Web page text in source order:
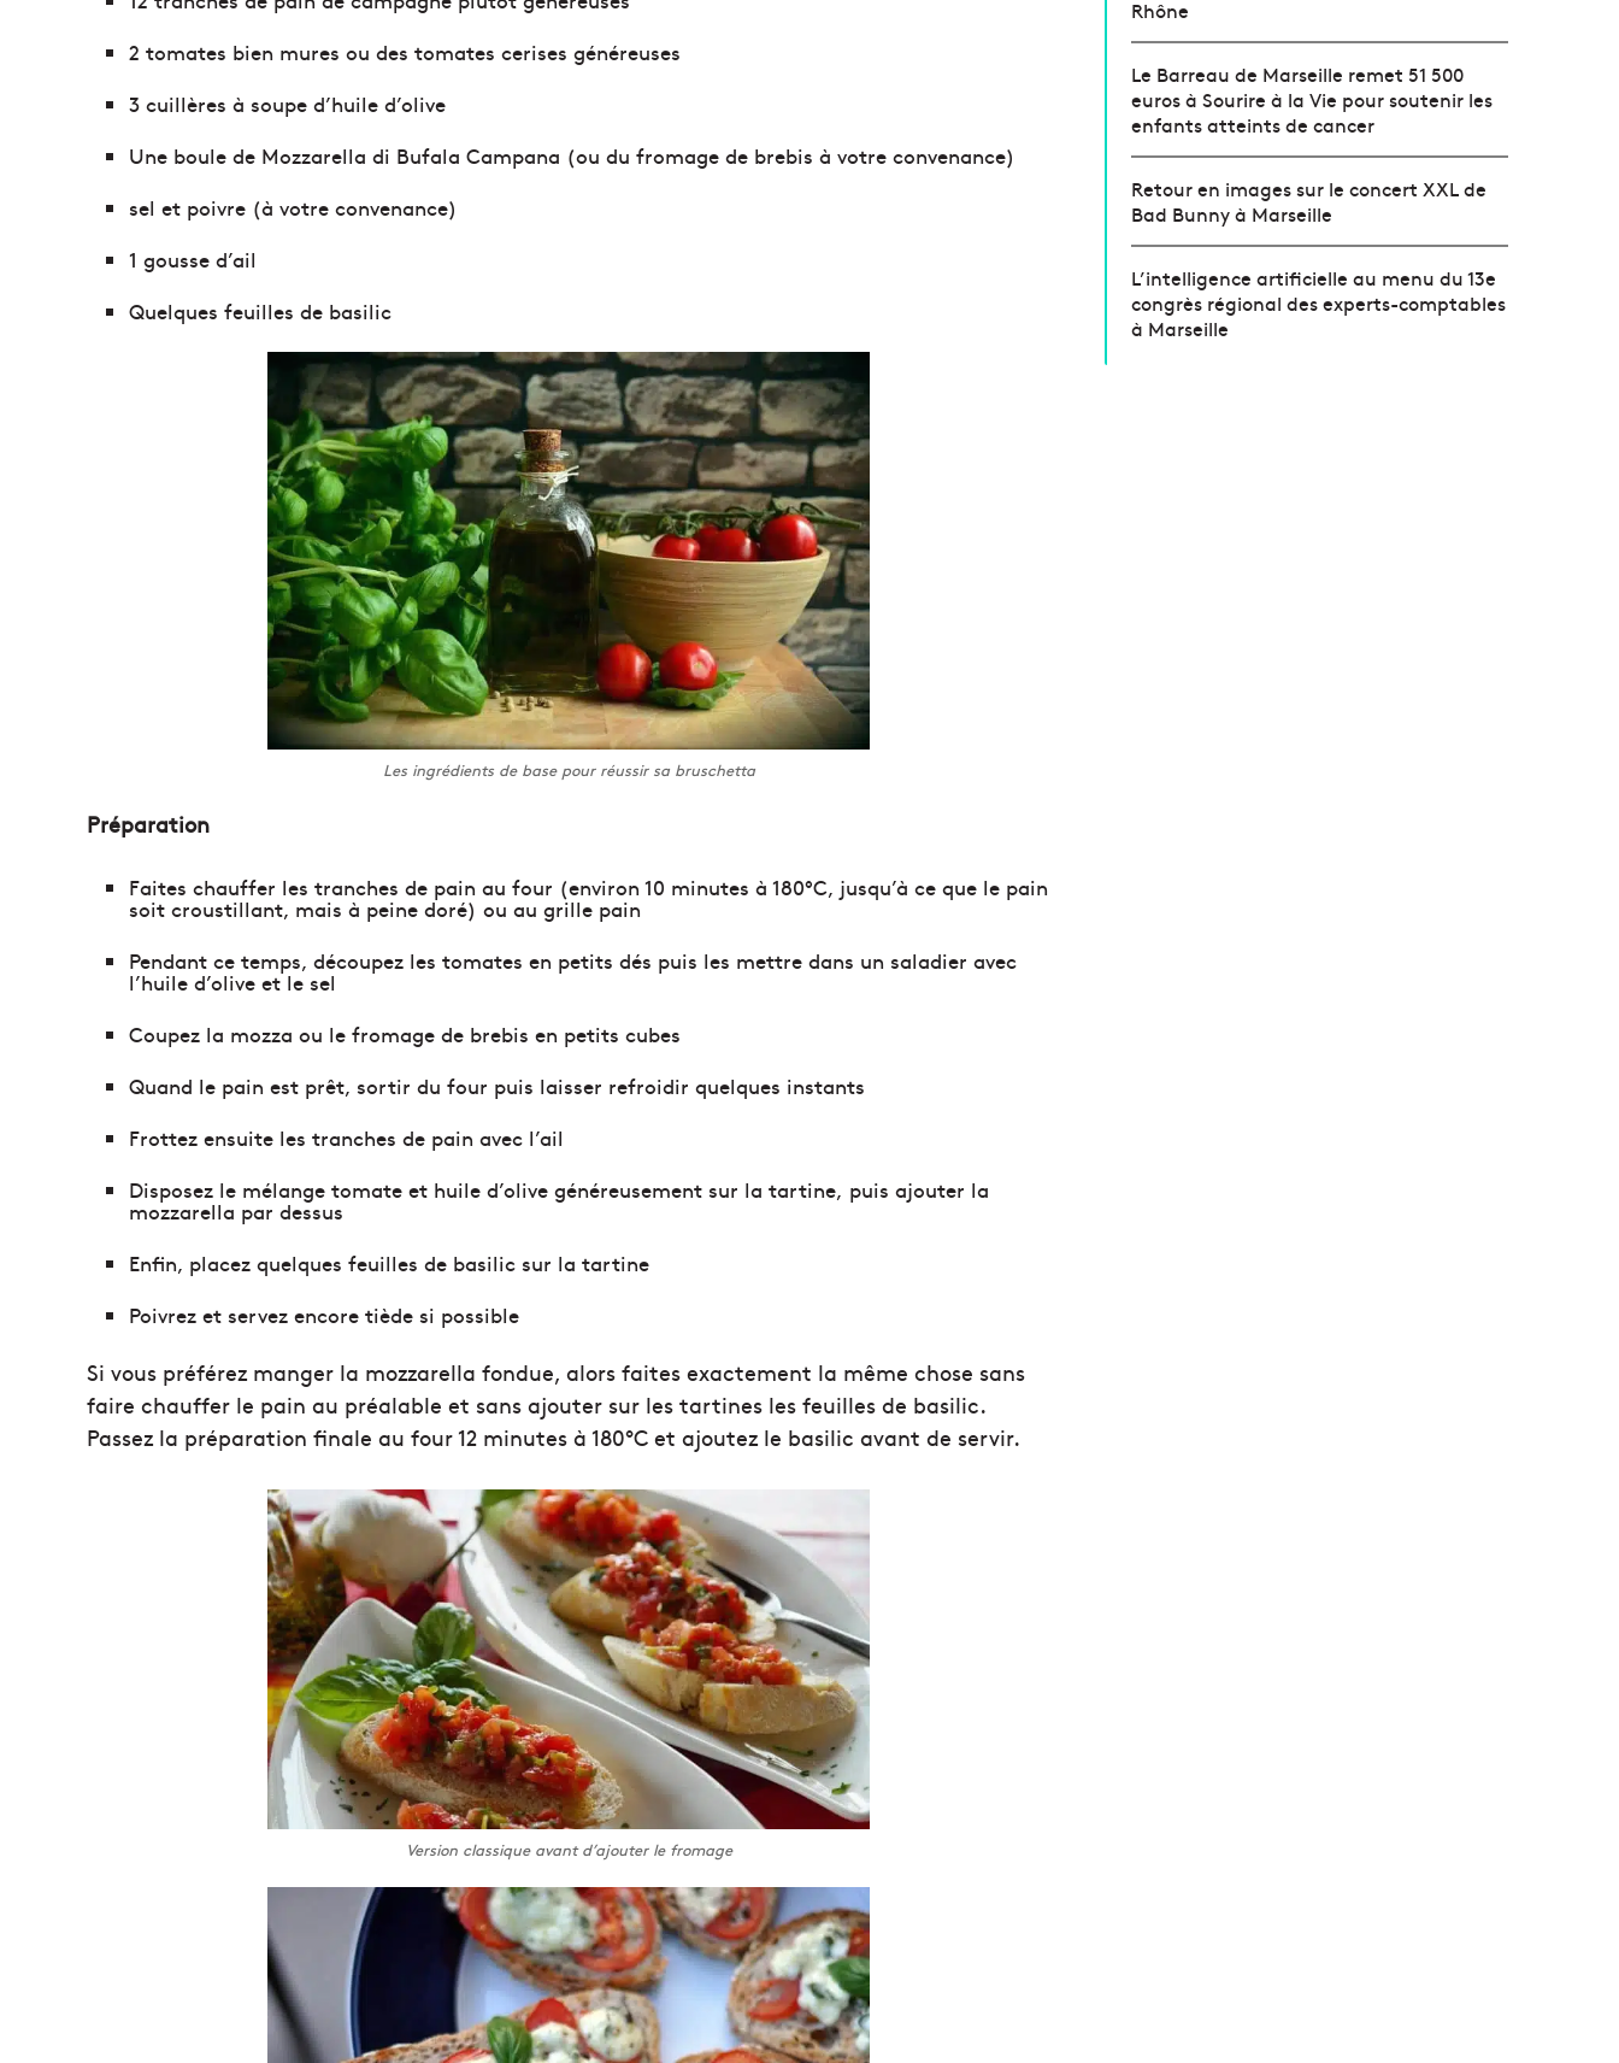
2 tomates bien mures ou des tomates cerises généreuses
3 cuillères à soupe d’huile d’olive
Une boule de Mozzarella di Bufala Campana (ou du fromage de brebis à votre convenance)
sel et poivre (à votre convenance)
1 gousse d’ail
Quelques feuilles de basilic
Les ingrédients de base pour réussir sa bruschetta
Préparation
Faites chauffer les tranches de pain au four (environ 10 minutes à 180°C, jusqu’à ce que le pain
soit croustillant, mais à peine doré) ou au grille pain
Pendant ce temps, découpez les tomates en petits dés puis les mettre dans un saladier avec
l’huile d’olive et le sel
Coupez la mozza ou le fromage de brebis en petits cubes
Quand le pain est prêt, sortir du four puis laisser refroidir quelques instants
Frottez ensuite les tranches de pain avec l’ail
Disposez le mélange tomate et huile d’olive généreusement sur la tartine, puis ajouter la
mozzarella par dessus
Enfin, placez quelques feuilles de basilic sur la tartine
Poivrez et servez encore tiède si possible
Si vous préférez manger la mozzarella fondue, alors faites exactement la même chose sans
faire chauffer le pain au préalable et sans ajouter sur les tartines les feuilles de basilic.
Passez la préparation finale au four 12 minutes à 180°C et ajoutez le basilic avant de servir.
Version classique avant d’ajouter le fromage
Rhône
Le Barreau de Marseille remet 51 500
euros à Sourire à la Vie pour soutenir les
enfants atteints de cancer
Retour en images sur le concert XXL de
Bad Bunny à Marseille
L’intelligence artificielle au menu du 13e
congrès régional des experts-comptables
à Marseille